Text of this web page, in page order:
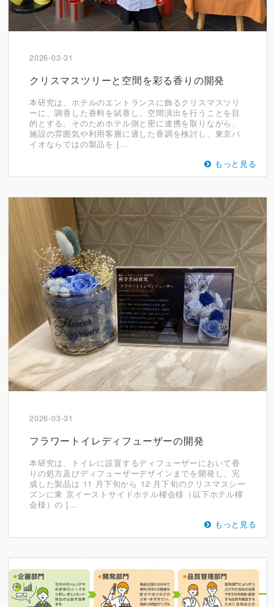
2026-03-31
クリスマスツリーと空間を彩る香りの開発
本研究は、ホテルのエントランスに飾るクリスマスツリ
ーに、調香した香料を賦香し、空間演出を行うことを目
的とする。そのためホテル側と密に連携を取りながら、
施設の雰囲気や利用客層に適した香調を検討し、東京バ
イオならではの製品を […
もっと見る
2026-03-31
フラワートイレディフューザーの開発
本研究は、トイレに設置するディフューザーにおいて香
りの処方及びディフューザーデザインまでを開発し、完
成した製品は 11 月下旬から 12 月下旬のクリスマスシー
ズンに東 京イーストサイドホテル櫂会様（以下ホテル櫂
会様）の […
もっと見る